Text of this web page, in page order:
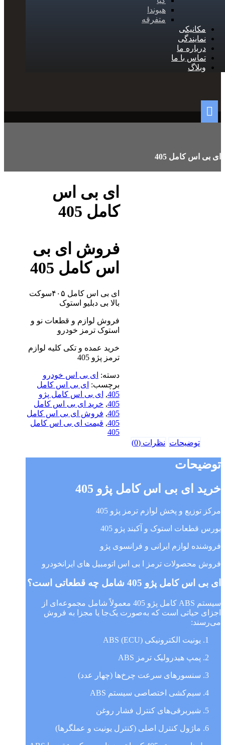
هیوندا
متفرقه
مکانیکی
نمایندگی
درباره ما
تماس با ما
وبلاگ
ای بی اس کامل 405
ای بی اس
کامل 405
فروش ای بی
اس کامل 405
ای بی اس کامل ۴۰۵سوکت
بالا بی دبلیو استوک
فروش لوازم و قطعات نو و
استوک ترمز خودرو
خرید عمده و تکی کلیه لوازم
ترمز پژو 405
دسته: ای بی اس خودرو
برچسب: ای بی اس کامل
405
, ای بی اس کامل پژو
405
, خرید ای بی اس کامل
405
, فروش ای بی اس کامل
405
, قیمت ای بی اس کامل
405
توضیحات نظرات (0)
توضیحات
خرید ای بی اس کامل پژو 405
مرکز توزیع و پخش لوازم ترمز پژو 405
بورس قطعات استوک و آکبند پژو 405
فروشنده لوازم ایرانی و فرانسوی پژو
فروش محصولات ترمز ا بی اس اتومبیل های ایرانخودرو
ای بی اس کامل پژو 405 شامل چه قطعاتی است؟
سیستم ABS کامل پژو 405 معمولاً شامل مجموعه‌ای از
اجزای حیاتی است که به‌صورت یک‌جا یا مجزا به فروش
می‌رسند:
یونیت الکترونیکی ABS (ECU)
پمپ هیدرولیک ترمز ABS
سنسورهای سرعت چرخ‌ها (چهار عدد)
سیم‌کشی اختصاصی سیستم ABS
شیربرقی‌های کنترل فشار روغن
ماژول کنترل اصلی (کنترل یونیت و عملگرها)